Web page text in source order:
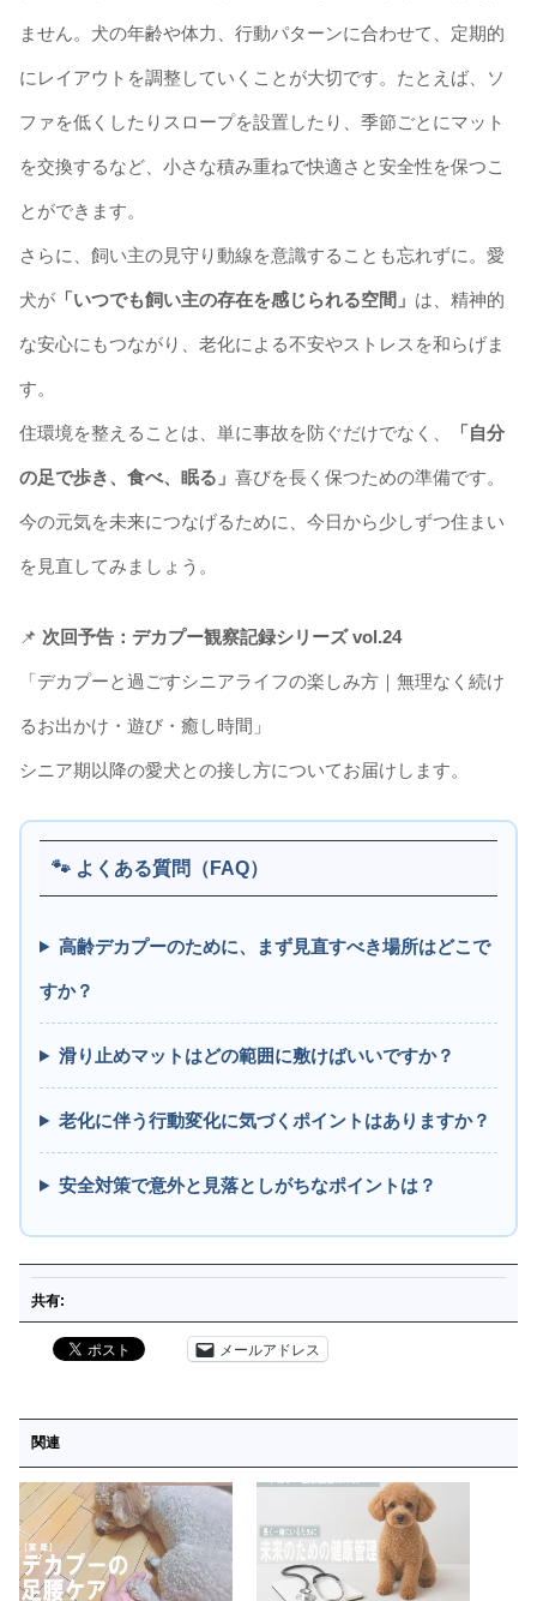
ません。犬の年齢や体力、行動パターンに合わせて、定期的
にレイアウトを調整していくことが大切です。たとえば、ソ
ファを低くしたりスロープを設置したり、季節ごとにマット
を交換するなど、小さな積み重ねで快適さと安全性を保つこ
とができます。
さらに、飼い主の見守り動線を意識することも忘れずに。愛
犬が 「いつでも飼い主の存在を感じられる空間」 は、精神的
な安心にもつながり、老化による不安やストレスを和らげま
す。
住環境を整えることは、単に事故を防ぐだけでなく、 「自分
の足で歩き、食べ、眠る」 喜びを長く保つための準備です。
今の元気を未来につなげるために、今日から少しずつ住まい
を見直してみましょう。
📌 次回予告：デカプー観察記録シリーズ vol.24
「デカプーと過ごすシニアライフの楽しみ方｜無理なく続け
るお出かけ・遊び・癒し時間」
シニア期以降の愛犬との接し方についてお届けします。
🐾 よくある質問（FAQ）
高齢デカプーのために、まず見直すべき場所はどこで
すか？
滑り止めマットはどの範囲に敷けばいいですか？
老化に伴う行動変化に気づくポイントはありますか？
安全対策で意外と見落としがちなポイントは？
共有:
メールアドレス
関連